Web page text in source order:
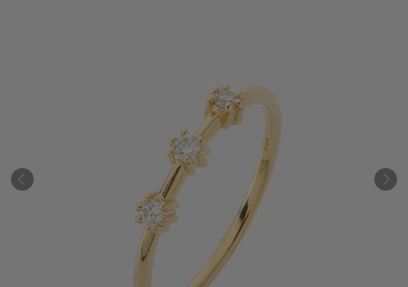
DIAMOND
PEARL
AFTERCARE & REPAIRS